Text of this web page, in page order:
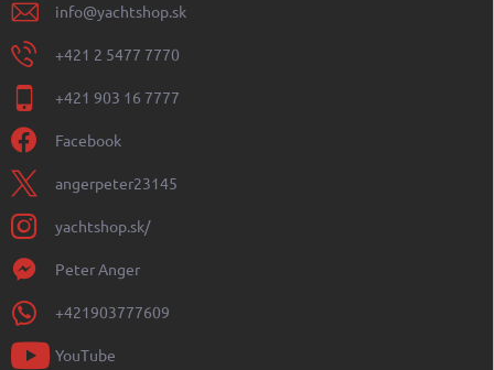
info@yachtshop.sk
+421 2 5477 7770
+421 903 16 7777
Facebook
angerpeter23145
yachtshop.sk/
Peter Anger
+421903777609
YouTube